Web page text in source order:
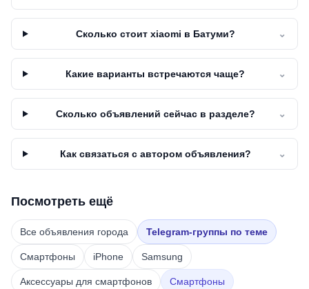
Сколько стоит xiaomi в Батуми? ⌄
Какие варианты встречаются чаще? ⌄
Сколько объявлений сейчас в разделе? ⌄
Как связаться с автором объявления? ⌄
Посмотреть ещё
Все объявления города Telegram-группы по теме
Смартфоны iPhone Samsung
Аксессуары для смартфонов Смартфоны